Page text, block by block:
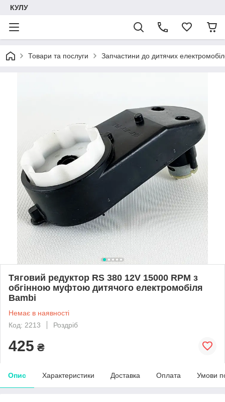
КУЛУ
Товари та послуги Запчастини до дитячих
Тяговий редуктор RS 380 12V 15000 RPM з
обгінною муфтою дитячого електромобіля
Bambi
Немає в наявності
Код: 2213
Роздріб
425 ₴
Опис Характеристики Доставка Оплата Умови